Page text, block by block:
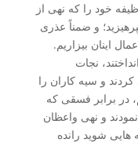
خود را که نهی از
و ضمناً عذری
اینان بیزاریم.
نجات
و سیه کاران را
در برابر فسقی که
و نهی واعظان
هایی شوید رانده